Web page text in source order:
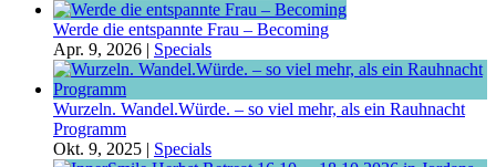
Werde die entspannte Frau – Becoming
Apr. 9, 2026 | Specials
Wurzeln. Wandel.Würde. – so viel mehr, als ein Rauhnacht
Programm
Okt. 9, 2025 | Specials